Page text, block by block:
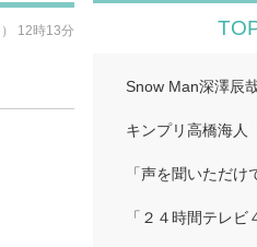
12時13分
Snow Man深澤辰
キンプリ高橋海人
「声を聞いただ
「２４時間テレビ